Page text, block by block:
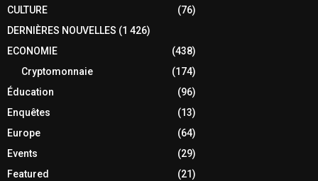
CULTURE
(76)
DERNIÈRES NOUVELLES (1 426)
ECONOMIE
(438)
Cryptomonnaie
(174)
Éducation
(96)
Enquêtes
(13)
Europe
(64)
Events
(29)
Featured
(21)